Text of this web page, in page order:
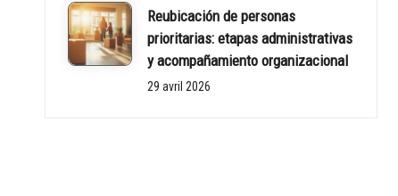
Reubicación de personas
prioritarias: etapas administrativas
y acompañamiento organizacional
29 avril 2026